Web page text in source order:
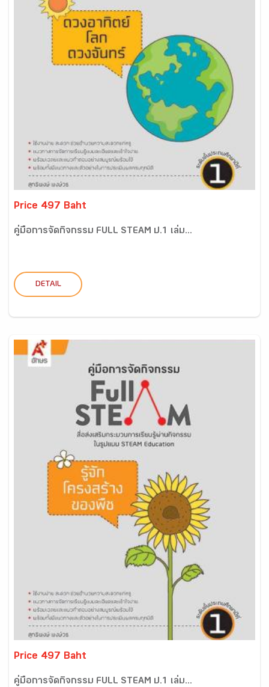
Price 497 Baht
คู่มือการจัดกิจกรรม FULL STEAM ป.1 เล่ม...
DETAIL
Price 497 Baht
คู่มือการจัดกิจกรรม FULL STEAM ป.1 เล่ม...